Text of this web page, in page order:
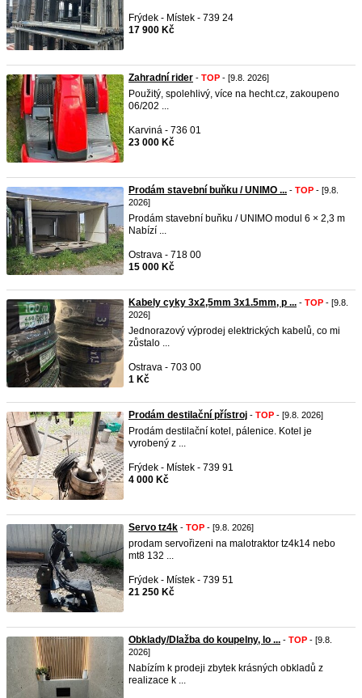
Frýdek - Místek - 739 24
17 900 Kč
Zahradní rider - TOP - [9.8. 2026]
Použitý, spolehlivý, více na hecht.cz, zakoupeno
06/202 ...
Karviná - 736 01
23 000 Kč
Prodám stavební buňku / UNIMO ... - TOP - [9.8.
2026]
Prodám stavební buňku / UNIMO modul 6 × 2,3 m
Nabízí ...
Ostrava - 718 00
15 000 Kč
Kabely cyky 3x2,5mm 3x1.5mm, p ... - TOP - [9.8.
2026]
Jednorazový výprodej elektrických kabelů, co mi
zůstalo ...
Ostrava - 703 00
1 Kč
Prodám destilační přístroj - TOP - [9.8. 2026]
Prodám destilační kotel, pálenice. Kotel je
vyrobený z ...
Frýdek - Místek - 739 91
4 000 Kč
Servo tz4k - TOP - [9.8. 2026]
prodam servořizeni na malotraktor tz4k14 nebo
mt8 132 ...
Frýdek - Místek - 739 51
21 250 Kč
Obklady/Dlažba do koupelny, lo ... - TOP - [9.8.
2026]
Nabízím k prodeji zbytek krásných obkladů z
realizace k ...